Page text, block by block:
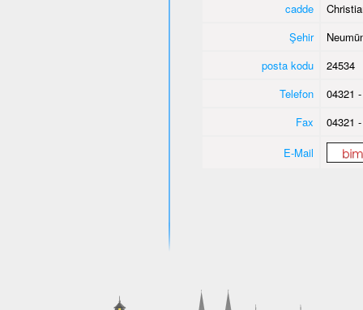
cadde
Şehir
posta kodu
24534
Telefon
04321
Fax
04321
E-Mail